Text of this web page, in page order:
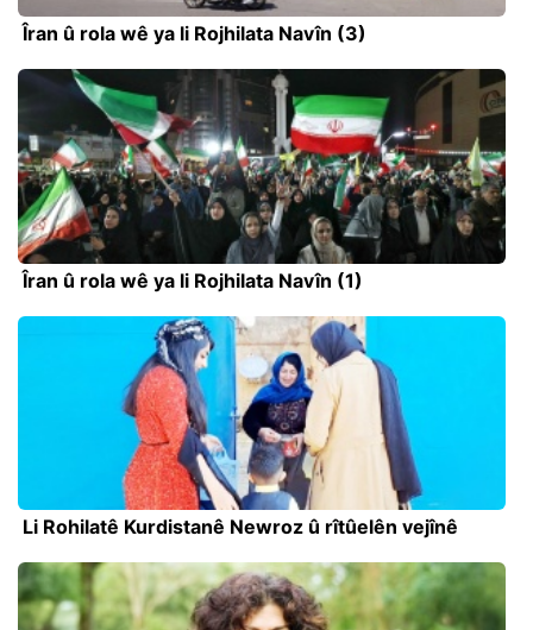
Îran û rola wê ya li Rojhilata Navîn (3)
Îran û rola wê ya li Rojhilata Navîn (1)
Li Rohilatê Kurdistanê Newroz û rîtûelên vejînê